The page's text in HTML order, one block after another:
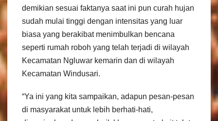
demikian sesuai faktanya saat ini pun curah hujan
sudah mulai tinggi dengan intensitas yang luar
biasa yang berakibat menimbulkan bencana
seperti rumah roboh yang telah terjadi di wilayah
Kecamatan Ngluwar kemarin dan di wilayah
Kecamatan Windusari.
“Ya ini yang kita sampaikan, adapun pesan-pesan
di masyarakat untuk lebih berhati-hati,